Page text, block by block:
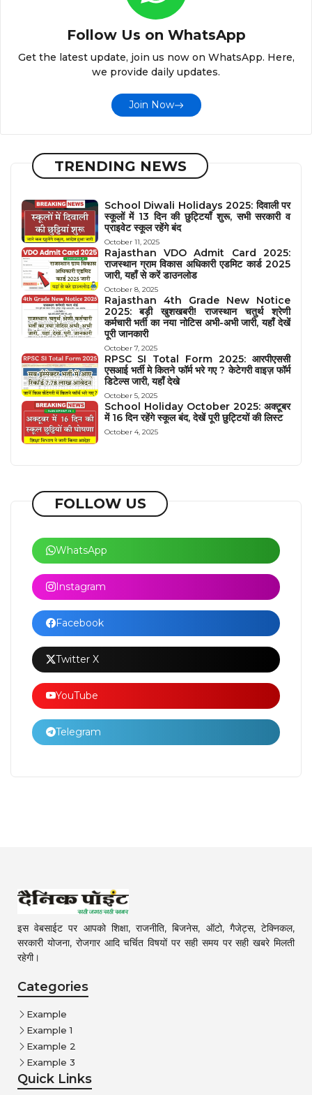
Follow Us on WhatsApp
Get the latest update, join us now on WhatsApp. Here,
we provide daily updates.
Join Now
TRENDING NEWS
School Diwali Holidays 2025: दिवाली पर
स्कूलों में 13 दिन की छुट्टियाँ शुरू, सभी सरकारी व
प्राइवेट स्कूल रहेंगे बंद
October 11, 2025
Rajasthan VDO Admit Card 2025:
राजस्थान ग्राम विकास अधिकारी एडमिट कार्ड 2025
जारी, यहाँ से करें डाउनलोड
October 8, 2025
Rajasthan 4th Grade New Notice
2025: बड़ी खुशखबरी! राजस्थान चतुर्थ श्रेणी
कर्मचारी भर्ती का नया नोटिस अभी-अभी जारी, यहाँ देखें
पूरी जानकारी
October 7, 2025
RPSC SI Total Form 2025: आरपीएससी
एसआई भर्ती मे कितने फॉर्म भरे गए ? केटेगरी वाइज़ फॉर्म
डिटेल्स जारी, यहाँ देखे
October 5, 2025
School Holiday October 2025: अक्टूबर
में 16 दिन रहेंगे स्कूल बंद, देखें पूरी छुट्टियों की लिस्ट
October 4, 2025
FOLLOW US
WhatsApp
Instagram
Facebook
Twitter X
YouTube
Telegram
इस वेबसाईट पर आपको शिक्षा, राजनीति, बिजनेस, ऑटो, गैजेट्स, टेक्निकल,
सरकारी योजना, रोजगार आदि चर्चित विषयों पर सही समय पर सही खबरे मिलती
रहेगी।
Categories
Example
Example 1
Example 2
Example 3
Quick Links